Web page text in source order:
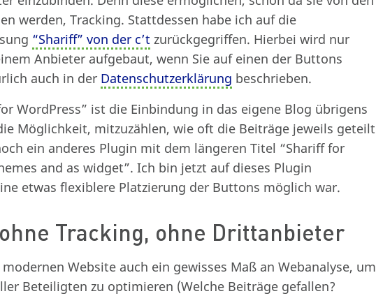
werden, Tracking. Stattdessen habe ich auf die
“Shariff” von der c’t zurückgegriffen. Hierbei wird nur
Anbieter aufgebaut, wenn Sie auf einen der Buttons
auch in der Datenschutzerklärung beschrieben.
WordPress” ist die Einbindung in das eigene Blog übrigens
Möglichkeit, mitzuzählen, wie oft die Beiträge jeweils geteilt
ein anderes Plugin mit dem längeren Titel “Shariff for
and as widget”. Ich bin jetzt auf dieses Plugin
etwas flexiblere Platzierung der Buttons möglich war.
Tracking, ohne Drittanbieter
Website auch ein gewisses Maß an Webanalyse, um
Beteiligten zu optimieren (Welche Beiträge gefallen?